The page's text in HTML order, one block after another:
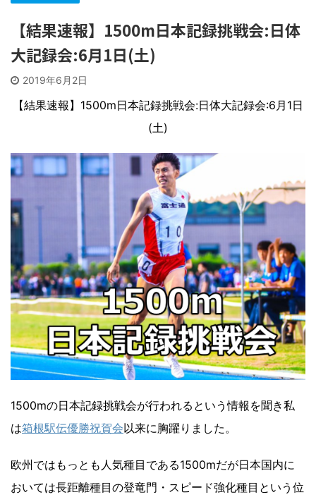
【結果速報】1500m日本記録挑戦会:日体
大記録会:6月1日(土)
2019年6月2日
【結果速報】1500m日本記録挑戦会:日体大記録会:6月1日
(土)
1500mの日本記録挑戦会が行われるという情報を聞き私
は箱根駅伝優勝祝賀会以来に胸躍りました。
欧州ではもっとも人気種目である1500mだが日本国内に
おいては長距離種目の登竜門・スピード強化種目という位